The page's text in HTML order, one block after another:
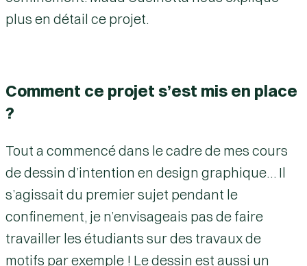
plus en détail ce projet.
Comment ce projet s’est mis en place
?
Tout a commencé dans le cadre de mes cours
de dessin d’intention en design graphique… Il
s’agissait du premier sujet pendant le
confinement, je n’envisageais pas de faire
travailler les étudiants sur des travaux de
motifs par exemple ! Le dessin est aussi un